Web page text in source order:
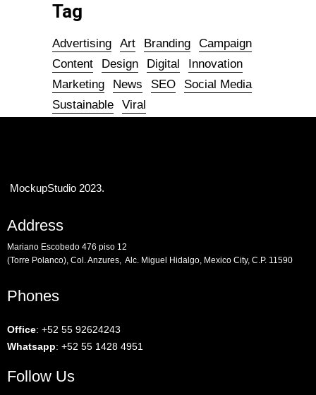
Tag
Advertising Art Branding
Campaign
Content
Design Digital
Innovation
Marketing
News SEO
Social Media
Sustainable
Viral
MockupStudio 2023.
Address
Mariano Escobedo 476 piso 12
(Torre Polanco), Col. Anzures, Alc. Miguel Hidalgo, Mexico City, C.P. 11590
Phones
Office: +52 55 92624243
Whatsapp: +52 55 1428 4951
Follow Us